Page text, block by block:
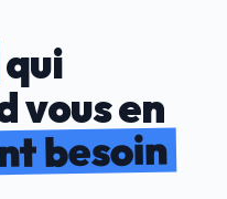
qui
vous en
besoin